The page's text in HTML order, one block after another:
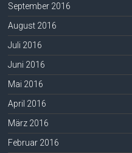
September 2016
August 2016
Juli 2016
Juni 2016
Mai 2016
April 2016
März 2016
Februar 2016